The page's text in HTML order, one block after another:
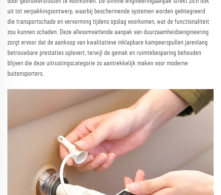
uit tot verpakkingsontwerp, waarbij beschermende systemen worden geïntegreerd
die transportschade en vervorming tijdens opslag voorkomen, wat de functionaliteit
zou kunnen schaden. Deze allesomvattende aanpak van duurzaamheidsengineering
zorgt ervoor dat de aankoop van kwalitatieve inklapbare kampeerspullen jarenlang
betrouwbare prestaties oplevert, terwijl de gemak en ruimtebesparing behouden
blijven die deze uitrustingscategorie zo aantrekkelijk maken voor moderne
buitensporters.